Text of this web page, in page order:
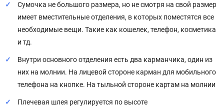
Сумочка не большого размера, но не смотря на свой размер
имеет вместительные отделения, в которых поместятся все
необходимые вещи. Такие как кошелек, телефон, косметика
и тд.
Внутри основного отделения есть два карманчика, один из
них на молнии. На лицевой стороне карман для мобильного
телефона на кнопке. На тыльной стороне картам на молнии
Плечевая шлея регулируется по высоте